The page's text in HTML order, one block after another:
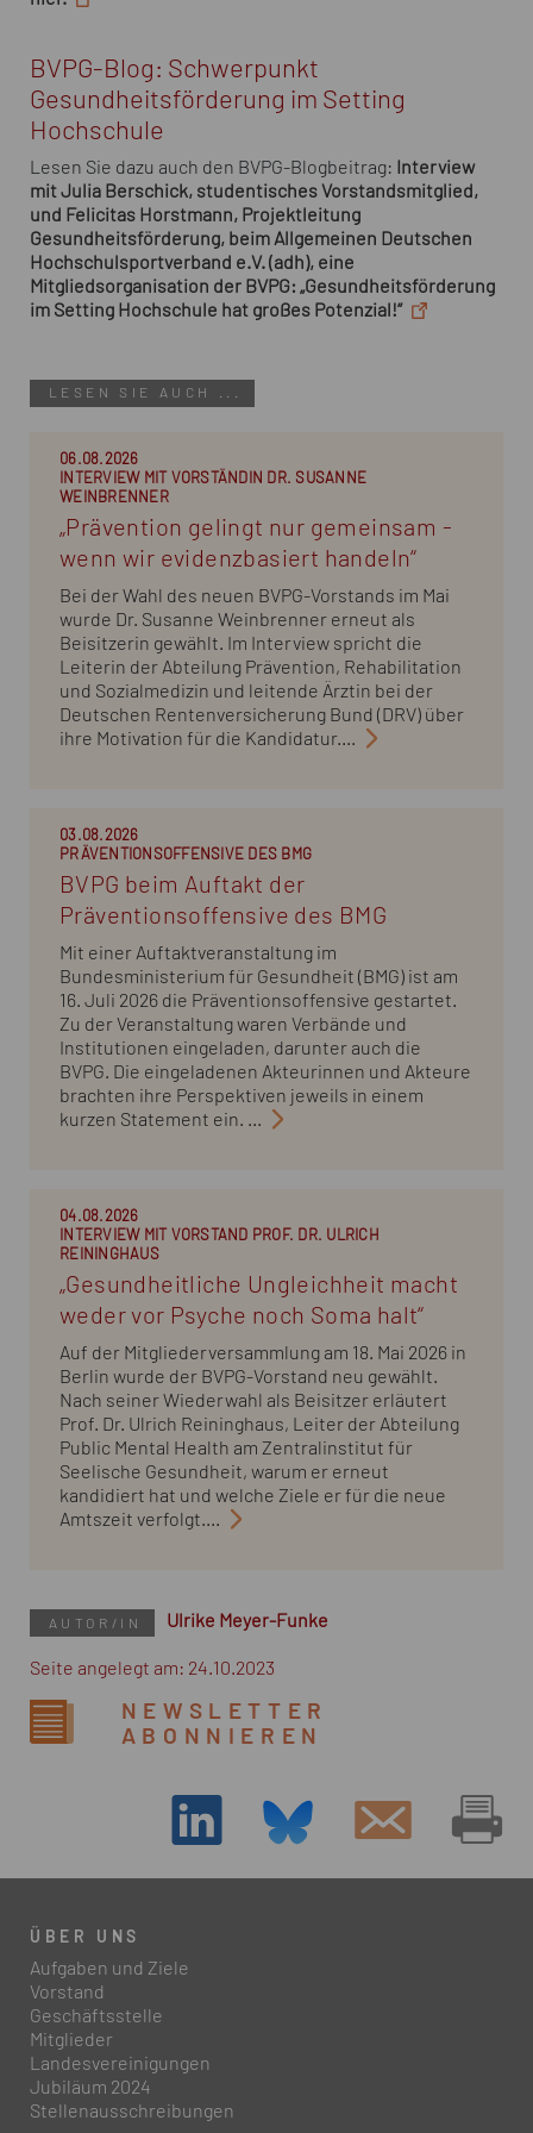
BVPG-Blog: Schwerpunkt
Gesundheitsförderung im Setting
Hochschule
Lesen Sie dazu auch den BVPG-Blogbeitrag: Interview
mit Julia Berschick, studentisches Vorstandsmitglied,
und Felicitas Horstmann, Projektleitung
Gesundheitsförderung, beim Allgemeinen Deutschen
Hochschulsportverband e.V. (adh), eine
Mitgliedsorganisation der BVPG: „Gesundheitsförderung
im Setting Hochschule hat großes Potenzial!“
LESEN SIE AUCH ...
06.08.2026
INTERVIEW MIT VORSTÄNDIN DR. SUSANNE
WEINBRENNER
„Prävention gelingt nur gemeinsam -
wenn wir evidenzbasiert handeln“
Bei der Wahl des neuen BVPG-Vorstands im Mai
wurde Dr. Susanne Weinbrenner erneut als
Beisitzerin gewählt. Im Interview spricht die
Leiterin der Abteilung Prävention, Rehabilitation
und Sozialmedizin und leitende Ärztin bei der
Deutschen Rentenversicherung Bund (DRV) über
ihre Motivation für die Kandidatur....
03.08.2026
PRÄVENTIONSOFFENSIVE DES BMG
BVPG beim Auftakt der
Präventionsoffensive des BMG
Mit einer Auftaktveranstaltung im
Bundesministerium für Gesundheit (BMG) ist am
16. Juli 2026 die Präventionsoffensive gestartet.
Zu der Veranstaltung waren Verbände und
Institutionen eingeladen, darunter auch die
BVPG. Die eingeladenen Akteurinnen und Akteure
brachten ihre Perspektiven jeweils in einem
kurzen Statement ein. ...
04.08.2026
INTERVIEW MIT VORSTAND PROF. DR. ULRICH
REININGHAUS
„Gesundheitliche Ungleichheit macht
weder vor Psyche noch Soma halt“
Auf der Mitgliederversammlung am 18. Mai 2026 in
Berlin wurde der BVPG-Vorstand neu gewählt.
Nach seiner Wiederwahl als Beisitzer erläutert
Prof. Dr. Ulrich Reininghaus, Leiter der Abteilung
Public Mental Health am Zentralinstitut für
Seelische Gesundheit, warum er erneut
kandidiert hat und welche Ziele er für die neue
Amtszeit verfolgt....
AUTOR/IN Ulrike Meyer-Funke
Seite angelegt am: 24.10.2023
NEWSLETTER
ABONNIEREN
ÜBER UNS
Aufgaben und Ziele
Vorstand
Geschäftsstelle
Mitglieder
Landesvereinigungen
Jubiläum 2024
Stellenausschreibungen